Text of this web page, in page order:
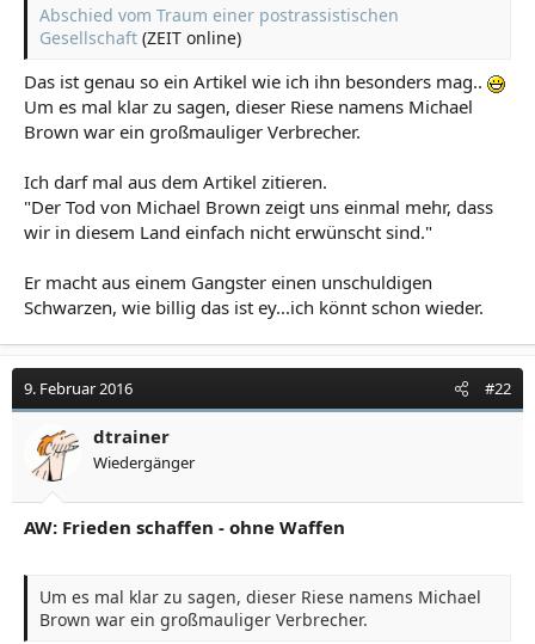
Abschied vom Traum einer postrassistischen
Gesellschaft (ZEIT online)
Das ist genau so ein Artikel wie ich ihn besonders mag..
Um es mal klar zu sagen, dieser Riese namens Michael
Brown war ein großmauliger Verbrecher.
Ich darf mal aus dem Artikel zitieren.
"Der Tod von Michael Brown zeigt uns einmal mehr, dass
wir in diesem Land einfach nicht erwünscht sind."
Er macht aus einem Gangster einen unschuldigen
Schwarzen, wie billig das ist ey...ich könnt schon wieder.
9. Februar 2016 #22
dtrainer
Wiedergänger
AW: Frieden schaffen - ohne Waffen
Um es mal klar zu sagen, dieser Riese namens Michael
Brown war ein großmauliger Verbrecher.